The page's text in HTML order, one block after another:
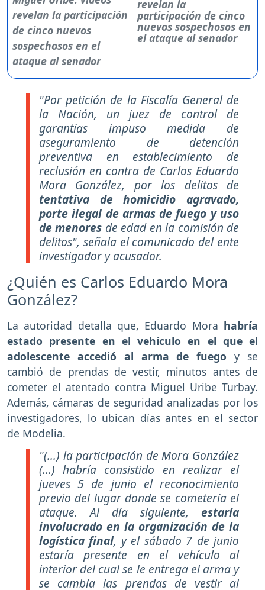
revelan la
participación de cinco
nuevos sospechosos en
el ataque al senador
"Por petición de la Fiscalía General de
la Nación, un juez de control de
garantías impuso medida de
aseguramiento de detención
preventiva en establecimiento de
reclusión en contra de Carlos Eduardo
Mora González, por los delitos de
tentativa de homicidio agravado,
porte ilegal de armas de fuego y uso
de menores de edad en la comisión de
delitos", señala el comunicado del ente
investigador y acusador.
¿Quién es Carlos Eduardo Mora
González?
La autoridad detalla que, Eduardo Mora habría
estado presente en el vehículo en el que el
adolescente accedió al arma de fuego y se
cambió de prendas de vestir, minutos antes de
cometer el atentado contra Miguel Uribe Turbay.
Además, cámaras de seguridad analizadas por los
investigadores, lo ubican días antes en el sector
de Modelia.
"(...) la participación de Mora González
(...) habría consistido en realizar el
jueves 5 de junio el reconocimiento
previo del lugar donde se cometería el
ataque. Al día siguiente, estaría
involucrado en la organización de la
logística final, y el sábado 7 de junio
estaría presente en el vehículo al
interior del cual se le entrega el arma y
se cambia las prendas de vestir al